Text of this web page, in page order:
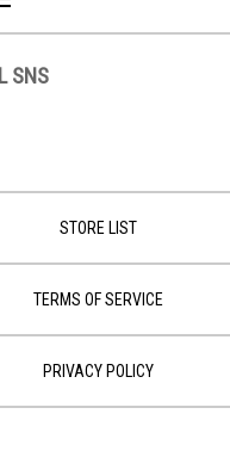
SNS
STORE LIST
TERMS OF SERVICE
PRIVACY POLICY